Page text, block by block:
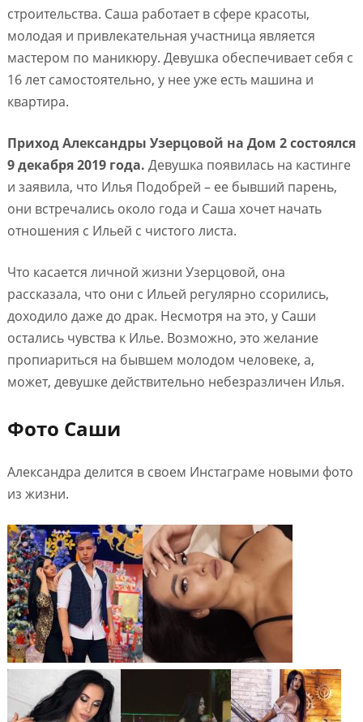
строительства. Саша работает в сфере красоты,
молодая и привлекательная участница является
мастером по маникюру. Девушка обеспечивает себя с
16 лет самостоятельно, у нее уже есть машина и
квартира.
Приход Александры Узерцовой на Дом 2 состоялся
9 декабря 2019 года. Девушка появилась на кастинге
и заявила, что Илья Подобрей – ее бывший парень,
они встречались около года и Саша хочет начать
отношения с Ильей с чистого листа.
Что касается личной жизни Узерцовой, она
рассказала, что они с Ильей регулярно ссорились,
доходило даже до драк. Несмотря на это, у Саши
остались чувства к Илье. Возможно, это желание
пропиариться на бывшем молодом человеке, а,
может, девушке действительно небезразличен Илья.
Фото Саши
Александра делится в своем Инстаграме новыми фото
из жизни.